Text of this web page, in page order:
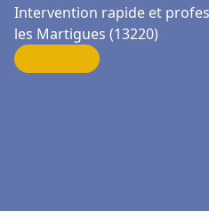
Intervention rapide et
les Martigues (13220)